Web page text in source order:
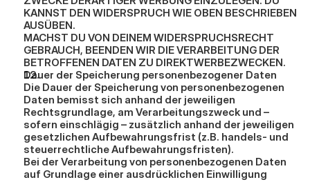
KANNST DEN WIDERSPRUCH WIE OBEN BESCHRIEBEN
AUSÜBEN.
MACHST DU VON DEINEM WIDERSPRUCHSRECHT
GEBRAUCH, BEENDEN WIR DIE VERARBEITUNG DER
BETROFFENEN DATEN ZU DIREKTWERBEZWECKEN.
Dauer der Speicherung personenbezogener Daten
Die Dauer der Speicherung von personenbezogenen
Daten bemisst sich anhand der jeweiligen
Rechtsgrundlage, am Verarbeitungszweck und –
sofern einschlägig – zusätzlich anhand der jeweiligen
gesetzlichen Aufbewahrungsfrist (z.B. handels- und
steuerrechtliche Aufbewahrungsfristen).
Bei der Verarbeitung von personenbezogenen Daten
auf Grundlage einer ausdrücklichen Einwilligung